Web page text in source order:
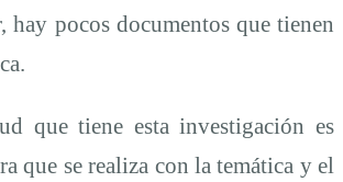
hay pocos documentos que tienen
que tiene esta investigación es
que se realiza con la temática y el